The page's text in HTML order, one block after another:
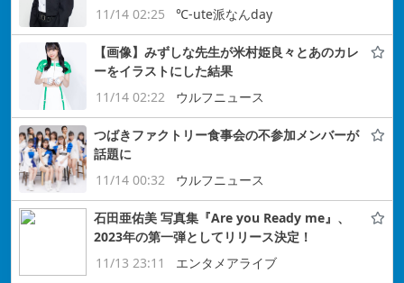
11/14 02:25
℃-ute派なんday
【画像】みずしな先生が米村姫良々とあのカレ
ーをイラストにした結果
11/14 02:22
ウルフニュース
つばきファクトリー食事会の不参加メンバーが
話題に
11/14 00:32
ウルフニュース
石田亜佑美 写真集『Are you Ready me』、
2023年の第一弾としてリリース決定！
11/13 23:11
エンタメアライブ